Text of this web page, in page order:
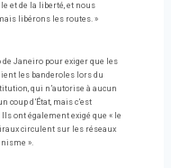
et de la liberté, et nous
libérons les routes. »
Janeiro pour exiger que les
les banderoles lors du
qui n’autorise à aucun
d’État, mais c’est
ont également exigé que « le
circulent sur les réseaux
».